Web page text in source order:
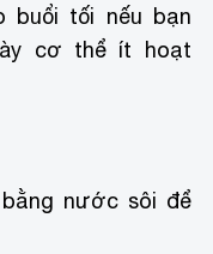
buổi tối nếu bạn
cơ thể ít hoạt
nước sôi để